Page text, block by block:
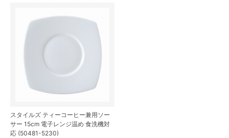
スタイルズ ティーコーヒー兼用ソー
サー 15cm 電子レンジ温め 食洗機対
応 (50481-5230)